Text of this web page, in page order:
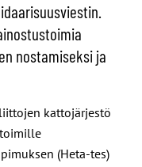
nostamiseksi ja
kattojärjestö
(Heta-tes)